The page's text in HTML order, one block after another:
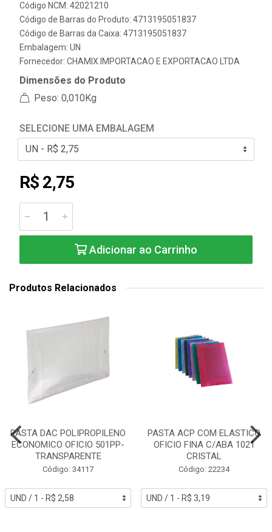
Código NCM: 42021210
Código de Barras do Produto: 4713195051837
Código de Barras da Caixa: 4713195051837
Embalagem: UN
Fornecedor: CHAMIX IMPORTACAO E EXPORTACAO LTDA
Dimensões do Produto
Peso: 0,010Kg
SELECIONE UMA EMBALAGEM
R$ 2,75
Adicionar ao Carrinho
Produtos Relacionados
PASTA DAC POLIPROPILENO
ECONOMICO OFICIO 501PP-
TRANSPARENTE
Código: 34117
PASTA ACP COM ELASTICO
OFICIO FINA C/ABA 1021
CRISTAL
Código: 22234